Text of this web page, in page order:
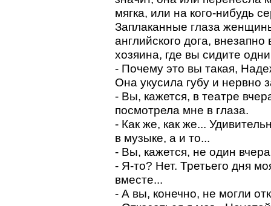
мягка, или на кого-нибудь
Заплаканные глаза
английского дога,
хозяина, где вы сидите
- Почему это вы такая,
Она укусила губу и нервно
- Вы, кажется, в театре
посмотрела мне в глаза.
- Как же, как же...
в музыке, а и то...
- Вы, кажется, не один
- Я-то? Нет. Третьего дня
вместе...
- А вы, конечно, не могли